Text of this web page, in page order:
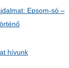
Epsom-só –
hívunk